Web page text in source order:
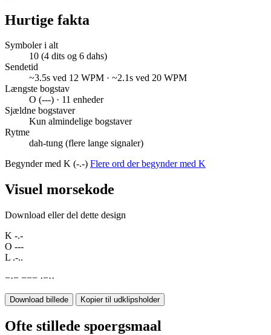
Hurtige fakta
Symboler i alt
10 (4 dits og 6 dahs)
Sendetid
~3.5s ved 12 WPM · ~2.1s ved 20 WPM
Længste bogstav
O (---) · 11 enheder
Sjældne bogstaver
Kun almindelige bogstaver
Rytme
dah-tung (flere lange signaler)
Begynder med K (-.-) Flere ord der begynder med K
Visuel morsekode
Download eller del dette design
K -.-
O ---
L .-..
−·− −−− ·−··
Download billede Kopier til udklipsholder
Ofte stillede spoergsmaal